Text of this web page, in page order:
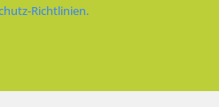
Richtlinien.